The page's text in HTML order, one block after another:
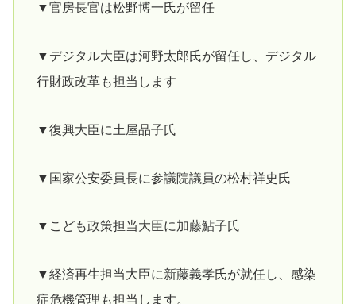
▼官房長官は松野博一氏が留任
▼デジタル大臣は河野太郎氏が留任し、デジタル
行財政改革も担当します
▼復興大臣に土屋品子氏
▼国家公安委員長に参議院議員の松村祥史氏
▼こども政策担当大臣に加藤鮎子氏
▼経済再生担当大臣に新藤義孝氏が就任し、感染
症危機管理も担当します。